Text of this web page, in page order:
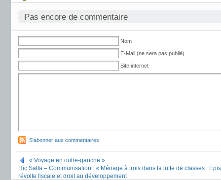
Pas encore de commentaire
Nom
E-Mail (ne sera pas publié)
Site internet
S'abonner aux commentaires
« Voyage en outre-gauche »
Hic Salta – Communisation : « Ménage à trois dans la lutte de classes :
révolte fiscale et droit au développement